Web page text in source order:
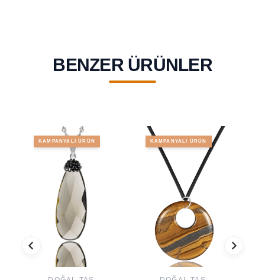
BENZER ÜRÜNLER
KAMPANYALI ÜRÜN KAMPANYALI ÜRÜN